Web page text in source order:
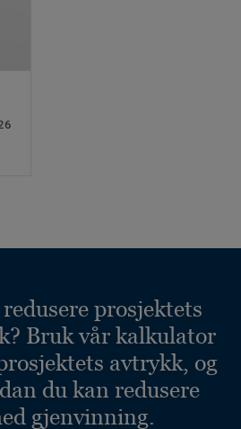
prosjektets
Bruk vår kalkulator
avtrykk, og
du kan redusere
gjenvinning.